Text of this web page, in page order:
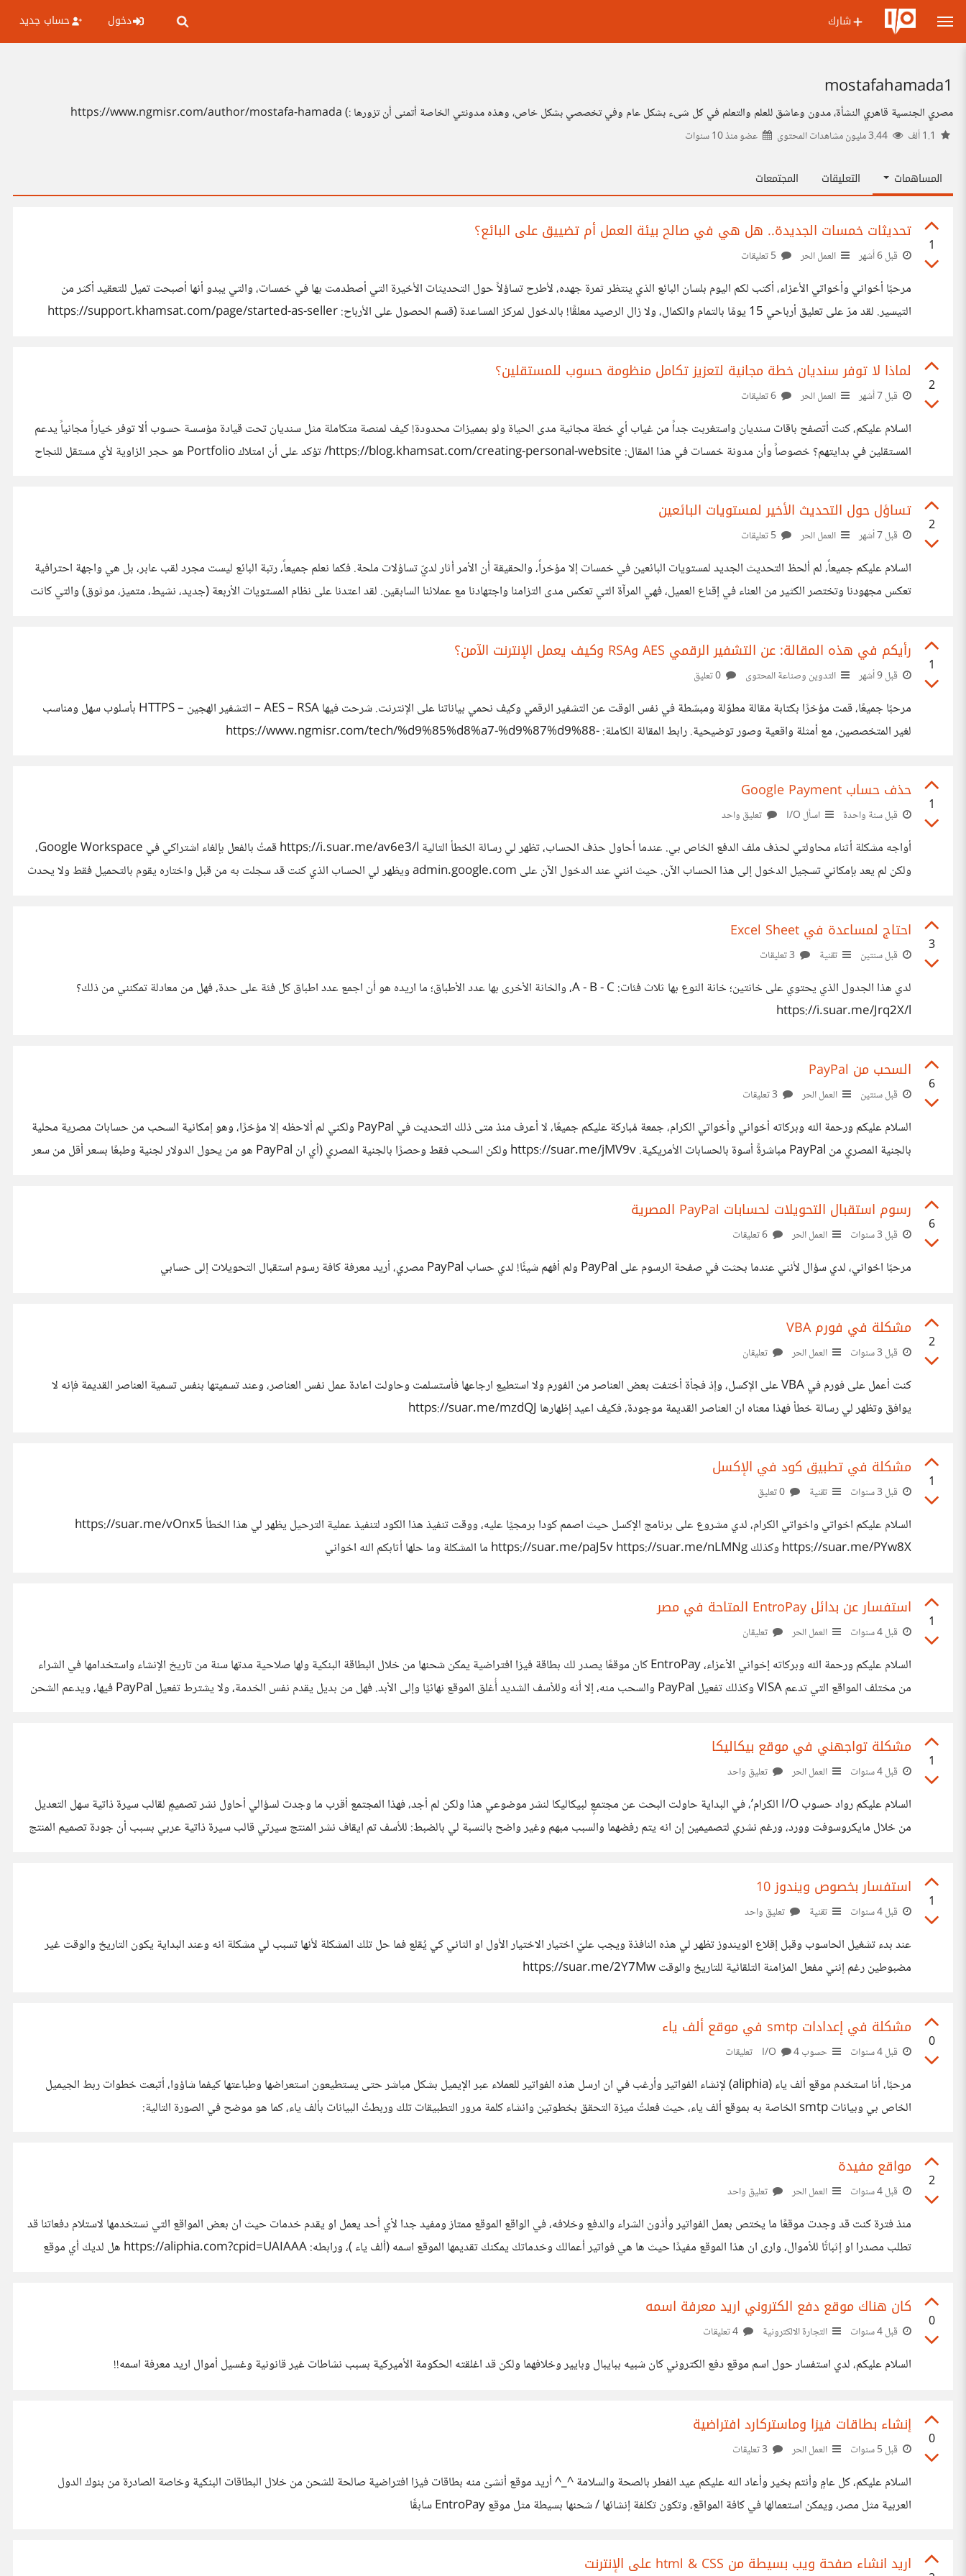
شارك دخول حساب جديد
mostafahamada1
مصري الجنسية قاهري النشأة، مدون وعاشق للعلم والتعلم في كل شىء بشكل عام وفي تخصصي بشكل خاص، وهذه مدونتي الخاصة أتمنى أن تزورها :) https://www.ngmisr.com/author/mostafa-hamada
عضو منذ10 سنوات
المساهمات التعليقات المجتمعات
1
تحديثات خمسات الجديدة.. هل هي في صالح بيئة العمل أم تضييق على البائع؟
قبل 6 أشهر العمل الحر
مرحبًا أخواني وأخواتي الأعزاء، أكتب لكم اليوم بلسان البائع الذي ينتظر ثمرة جهده، لأطرح تساؤلاً حول التحديثات الأخيرة التي أصطدمت بها في خمسات، والتي يبدو أنها أصبحت تميل للتعقيد أكثر من
التيسير. لقد مرّ على تعليق أرباحي 15 يومًا بالتمام والكمال، ولا زال الرصيد معلقًا! بالدخول لمركز المساعدة (قسم الحصول على الأرباح: https://support.khamsat.com/page/started-as-seller
2
لماذا لا توفر سنديان خطة مجانية لتعزيز تكامل منظومة حسوب للمستقلين؟
قبل 7 أشهر العمل الحر
السلام عليكم، كنت أتصفح باقات سنديان واستغربت جداً من غياب أي خطة مجانية مدى الحياة ولو بمميزات محدودة! كيف لمنصة متكاملة مثل سنديان تحت قيادة مؤسسة حسوب ألا توفر خياراً مجانياً يدعم
المستقلين في بدايتهم؟ خصوصاً وأن مدونة خمسات في هذا المقال: https://blog.khamsat.com/creating-personal-website/ تؤكد على أن امتلاك Portfolio هو حجر الزاوية لأي مستقل للنجاح
2
تساؤل حول التحديث الأخير لمستويات البائعين
قبل 7 أشهر العمل الحر
السلام عليكم جميعاً، لم ألحظ التحديث الجديد لمستويات البائعين في خمسات إلا مؤخراً، والحقيقة أن الأمر أثار لديّ تساؤلات ملحة. فكما نعلم جميعاً، رتبة البائع ليست مجرد لقب عابر، بل هي واجهة احترافية
تعكس مجهودنا وتختصر الكثير من العناء في إقناع العميل، فهي المرآة التي تعكس مدى التزامنا واجتهادنا مع عملائنا السابقين. لقد اعتدنا على نظام المستويات الأربعة (جديد، نشيط، متميز، موثوق) والتي كانت
1
رأيكم في هذه المقالة: عن التشفير الرقمي AES وRSA وكيف يعمل الإنترنت الآمن؟
قبل 9 أشهر التدوين وصناعة المحتوى
مرحبًا جميعًا، قمت مؤخرًا بكتابة مقالة مطوّلة ومبسّطة في نفس الوقت عن التشفير الرقمي وكيف نحمي بياناتنا على الإنترنت. شرحت فيها AES – RSA – التشفير الهجين – HTTPS بأسلوب سهل ومناسب
لغير المتخصصين، مع أمثلة واقعية وصور توضيحية. رابط المقالة الكاملة: https://www.ngmisr.com/tech/%d9%85%d8%a7-%d9%87%d9%88-
واضح وسلس؟ هل ترتيب المحتوى مناسب ويسهّل الفهم؟ هل توجد نقاط ترون أنها بحاجة إلى مزيد من التفصيل؟ للمتخصصين في أمن المعلومات: هل المحتوى دقيق من الناحية التقنية؟
1
حذف حساب Google Payment
قبل سنة واحدة اسأل I/O تعليق واحد
أواجه مشكلة أثناء محاولتي لحذف ملف الدفع الخاص بي. عندما أحاول حذف الحساب، تظهر لي رسالة الخطأ التالية https://i.suar.me/av6e3/l قمتُ بالفعل بإلغاء اشتراكي في Google Workspace،
ولكن لم يعد بإمكاني تسجيل الدخول إلى هذا الحساب الآن. حيث انني عند الدخول الآن على admin.google.com ويظهر لي الحساب الذي كنت قد سجلت به من قبل واختاره يقوم بالتحميل فقط ولا يحدث
3
احتاج لمساعدة في Excel Sheet
قبل سنتين تقنية
لدي هذا الجدول الذي يحتوي على خانتين؛ خانة النوع بها ثلاث فئات: A - B - C، والخانة الأخرى بها عدد الأطباق؛ ما اريده هو أن اجمع عدد اطباق كل فئة على حدة، فهل من معادلة تمكنني من ذلك؟
https://i.suar.me/Jrq2X/l
6
السحب من PayPal
قبل سنتين العمل الحر
السلام عليكم ورحمة الله وبركاته أخواني وأخواتي الكرام، جمعة مُباركة عليكم جميعًا، لا أعرف منذ متى ذلك التحديث في PayPal ولكني لم ألاحظه إلا مؤخرًا، وهو إمكانية السحب من حسابات مصرية محلية
بالجنية المصري من PayPal مباشرةً أسوة بالحسابات الأمريكية. https://suar.me/jMV9v ولكن السحب فقط وحصرًا بالجنية المصري (أي ان PayPal هو من يحول الدولار لجنية وطبعًا بسعر أقل من سعر
6
رسوم استقبال التحويلات لحسابات PayPal المصرية
قبل 3 سنوات العمل الحر
مرحبًا اخواني، لدي سؤال لأنني عندما بحثت في صفحة الرسوم على PayPal ولم أفهم شيئًا! لدي حساب PayPal مصري، أريد معرفة كافة رسوم استقبال التحويلات إلى حسابي
2
مشكلة في فورم VBA
قبل 3 سنوات العمل الحر تعليقان
كنت أعمل على فورم في VBA على الإكسل، وإذ فجأة أختفت بعض العناصر من الفورم ولا استطيع ارجاعها فأستسلمت وحاولت اعادة عمل نفس العناصر، وعند تسميتها بنفس تسمية العناصر القديمة فإنه لا
يوافق وتظهر لي رسالة خطأ فهذا معناه ان العناصر القديمة موجودة، فكيف اعيد إظهارها https://suar.me/mzdQJ
1
مشكلة في تطبيق كود في الإكسل
قبل 3 سنوات تقنية
السلام عليكم اخواتي واخواتي الكرام، لدي مشروع على برنامج الإكسل حيث اصمم كودا برمجيًا عليه، ووقت تنفيذ هذا الكود لتنفيذ عملية الترحيل يظهر لي هذا الخطأ https://suar.me/vOnx5
https://suar.me/PYw8X وكذلك https://suar.me/paJ5v https://suar.me/nLMNg ما المشكلة وما حلها أثابكم الله اخواني
1
استفسار عن بدائل EntroPay المتاحة في مصر
قبل 4 سنوات العمل الحر تعليقان
السلام عليكم ورحمة الله وبركاته إخواني الأعزاء، EntroPay كان موقعًا يصدر لك بطاقة فيزا افتراضية يمكن شحنها من خلال البطاقة البنكية ولها صلاحية مدتها سنة من تاريخ الإنشاء واستخدامها في الشراء
من مختلف المواقع التي تدعم VISA وكذلك تفعيل PayPal والسحب منه، إلا أنه وللأسف الشديد أُغلق الموقع نهائيًا وإلى الأبد. فهل من بديل يقدم نفس الخدمة، ولا يشترط تفعيل PayPal فيها، ويدعم الشحن
1
مشكلة تواجهني في موقع بيكاليكا
قبل 4 سنوات العمل الحر تعليق واحد
السلام عليكم رواد حسوب I/O الكرام’، في البداية حاولت البحث عن مجتمعٍ لبيكاليكا لنشر موضوعي هذا ولكن لم أجد، فهذا المجتمع أقرب ما وجدت لسؤالي أحاول نشر تصميمٍ لقالب سيرة ذاتية سهل التعديل
من خلال مايكروسوفت وورد، ورغم نشري لتصميمين إن انه يتم رفضهما والسبب مبهم وغير واضح بالنسبة لي بالضبط: للأسف تم ايقاف نشر المنتج سيرتي قالب سيرة ذاتية عربي بسبب أن جودة تصميم المنتج
1
استفسار بخصوص ويندوز 10
قبل 4 سنوات تقنية تعليق واحد
عند بدء تشغيل الحاسوب وقبل إقلاع الويندوز تظهر لي هذه النافذة ويجب عليّ اختيار الاختيار الأول او الثاني كي يُقلع فما حل تلك المشكلة لأنها تسبب لي مشكلة انه وعند البداية يكون التاريخ والوقت غير
مضبوطين رغم إنني مفعل المزامنة التلقائية للتاريخ والوقت https://suar.me/2Y7Mw
0
مشكلة في إعدادات smtp في موقع ألف ياء
قبل 4 سنوات حسوب I/O4 تعليقات
مرحبًا، أنا استخدم موقع ألف ياء (aliphia) لإنشاء الفواتير وأرغب في ان ارسل هذه الفواتير للعملاء عبر الإيميل بشكل مباشر حتى يستطيعون استعراضها وطباعتها كيفما شاؤوا، أتبعت خطوات ربط الجيميل
الخاص بي وبيانات smtp الخاصة به بموقع ألف ياء، حيث فعلتُ ميزة التحقق بخطوتين وانشاء كلمة مرور التطبيقات تلك وربطتُ البيانات بألف ياء، كما هو موضح في الصورة التالية:
2
مواقع مفيدة
قبل 4 سنوات العمل الحر تعليق واحد
منذ فترة كنت قد وجدت موقعًا ما يختص بعمل الفواتير وأذون الشراء والدفع وخلافه، في الواقع الموقع ممتاز ومفيد جدا لأي أحد يعمل او يقدم خدمات حيث ان بعض المواقع التي نستخدمها لاستلام دفعاتنا قد
تطلب مصدرا او إثباتًا للأموال، وارى ان هذا الموقع مفيدًا حيث ها هي فواتير أعمالك وخدماتك يمكنك تقديمها الموقع اسمه (ألف ياء )، ورابطه: https://aliphia.com?cpid=UAIAAA هل لديك أي موقع
0
كان هناك موقع دفع الكتروني اريد معرفة اسمه
قبل 4 سنوات التجارة الالكترونية
السلام عليكم، لدي استفسار حول اسم موقع دفع الكتروني كان شبيه ببايبال وبايير وخلافهما ولكن قد اغلقته الحكومة الأميركية بسبب نشاطات غير قانونية وغسيل أموال اريد معرفة اسمه!!
0
إنشاء بطاقات فيزا وماستركارد افتراضية
قبل 5 سنوات العمل الحر
السلام عليكم، كل عامٍ وأنتم بخير وأعاد الله عليكم عيد الفطر بالصحة والسلامة ^_^ أريد موقع أنشئ منه بطاقات فيزا افتراضية صالحة للشحن من خلال البطاقات البنكية وخاصة الصادرة من بنوك الدول
العربية مثل مصر، ويمكن استعمالها في كافة المواقع، وتكون تكلفة إنشائها / شحنها بسيطة مثل موقع EntroPay سابقًا
اريد انشاء صفحة ويب بسيطة من html & CSS على الإنترنت